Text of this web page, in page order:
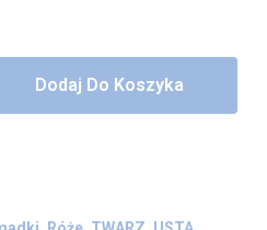
Dodaj Do Koszyka